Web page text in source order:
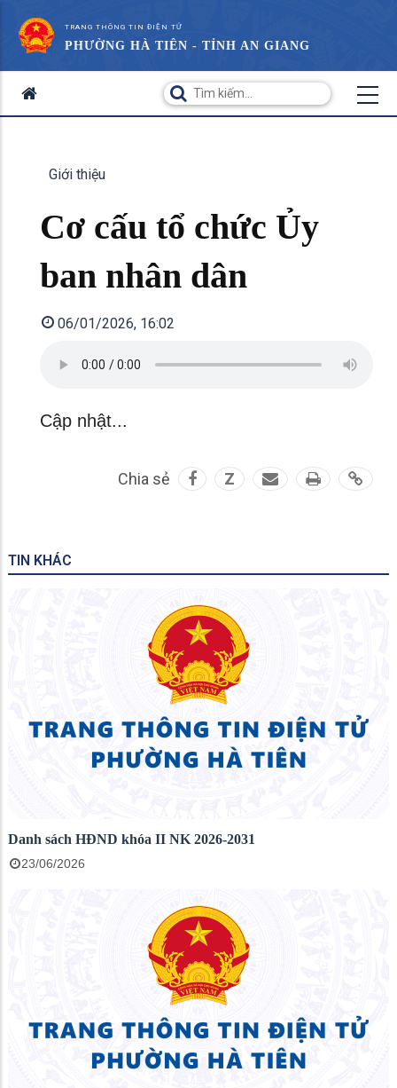
TRANG THÔNG TIN ĐIỆN TỬ
PHƯỜNG HÀ TIÊN - TỈNH AN GIANG
Giới thiệu
Cơ cấu tổ chức Ủy
ban nhân dân
06/01/2026, 16:02
Cập nhật...
Chia sẻ Z
TIN KHÁC
Danh sách HĐND khóa II NK 2026-2031
23/06/2026